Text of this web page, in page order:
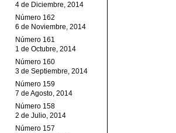
4 de Diciembre, 2014
Número 162
6 de Noviembre, 2014
Número 161
1 de Octubre, 2014
Número 160
3 de Septiembre, 2014
Número 159
7 de Agosto, 2014
Número 158
2 de Julio, 2014
Número 157